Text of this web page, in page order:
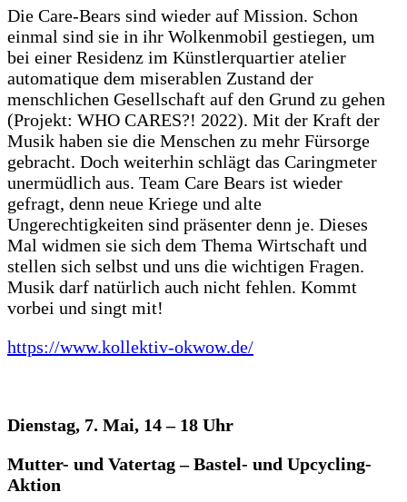
Die Care-Bears sind wieder auf Mission. Schon
einmal sind sie in ihr Wolkenmobil gestiegen, um
bei einer Residenz im Künstlerquartier atelier
automatique dem miserablen Zustand der
menschlichen Gesellschaft auf den Grund zu gehen
(Projekt: WHO CARES?! 2022). Mit der Kraft der
Musik haben sie die Menschen zu mehr Fürsorge
gebracht. Doch weiterhin schlägt das Caringmeter
unermüdlich aus. Team Care Bears ist wieder
gefragt, denn neue Kriege und alte
Ungerechtigkeiten sind präsenter denn je. Dieses
Mal widmen sie sich dem Thema Wirtschaft und
stellen sich selbst und uns die wichtigen Fragen.
Musik darf natürlich auch nicht fehlen. Kommt
vorbei und singt mit!
https://www.kollektiv-okwow.de/
Dienstag, 7. Mai, 14 – 18 Uhr
Mutter- und Vatertag – Bastel- und Upcycling-
Aktion